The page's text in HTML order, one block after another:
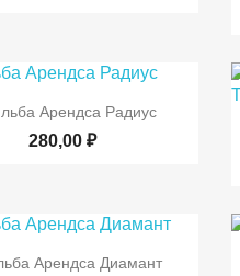
просмотр
Арендса Радиус
280,00 ₽
просмотр
Арендса Диамант